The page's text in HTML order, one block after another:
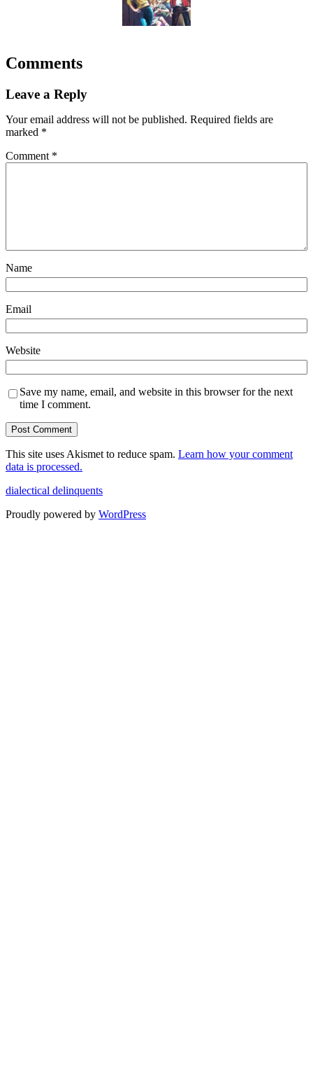
Comments
Leave a Reply
Your email address will not be published. Required fields are
marked *
Comment *
Name
Email
Website
Save my name, email, and website in this browser for the next
time I comment.
This site uses Akismet to reduce spam. Learn how your comment
data is processed.
dialectical delinquents
Proudly powered by WordPress